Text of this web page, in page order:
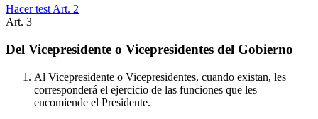
Hacer test Art. 2
Art. 3
Del Vicepresidente o Vicepresidentes del Gobierno
Al Vicepresidente o Vicepresidentes, cuando existan, les
corresponderá el ejercicio de las funciones que les
encomiende el Presidente.